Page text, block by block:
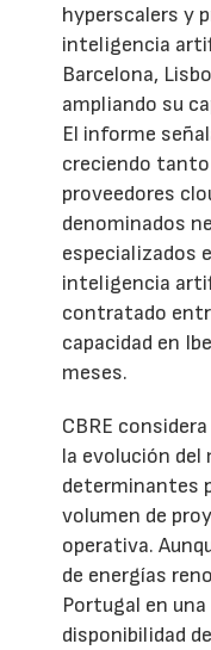
hyperscalers y
inteligencia
Barcelona,
ampliando su
El informe
creciendo
proveedores
denominados
especializados
inteligencia
contratado
capacidad en
meses.
CBRE
la evolución
determinantes
volumen de
operativa.
de energías
Portugal en
disponibilidad